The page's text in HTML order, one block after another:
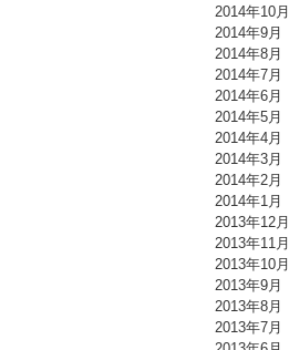
2014年10月
2014年9月
2014年8月
2014年7月
2014年6月
2014年5月
2014年4月
2014年3月
2014年2月
2014年1月
2013年12月
2013年11月
2013年10月
2013年9月
2013年8月
2013年7月